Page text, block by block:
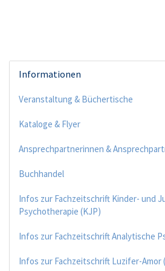
Informationen
Veranstaltung & Büchertische
Kataloge & Flyer
Ansprechpartnerinnen &
Buchhandel
Infos zur Fachzeitschrift Kinder- und
Psychotherapie (KJP)
Infos zur Fachzeitschrift Analytische
Infos zur Fachzeitschrift Luzifer-Amor